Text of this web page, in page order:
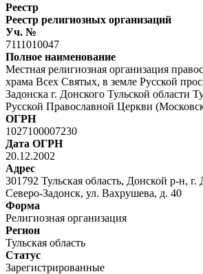
Реестр
Реестр религиозных организаций
Уч. №
7111010047
Полное наименование
Местная религиозная организация
храма Всех Святых, в земле Русской
Задонска г. Донского Тульской области
Русской Православной Церкви
ОГРН
1027100007230
Дата ОГРН
20.12.2002
Адрес
301792 Тульская область, Донской р-н,
Северо-Задонск, ул. Вахрушева, д. 40
Форма
Религиозная организация
Регион
Тульская область
Статус
Зарегистрированные